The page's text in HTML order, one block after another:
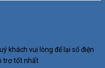
khách vui lòng để lại số điện
trợ tốt nhất